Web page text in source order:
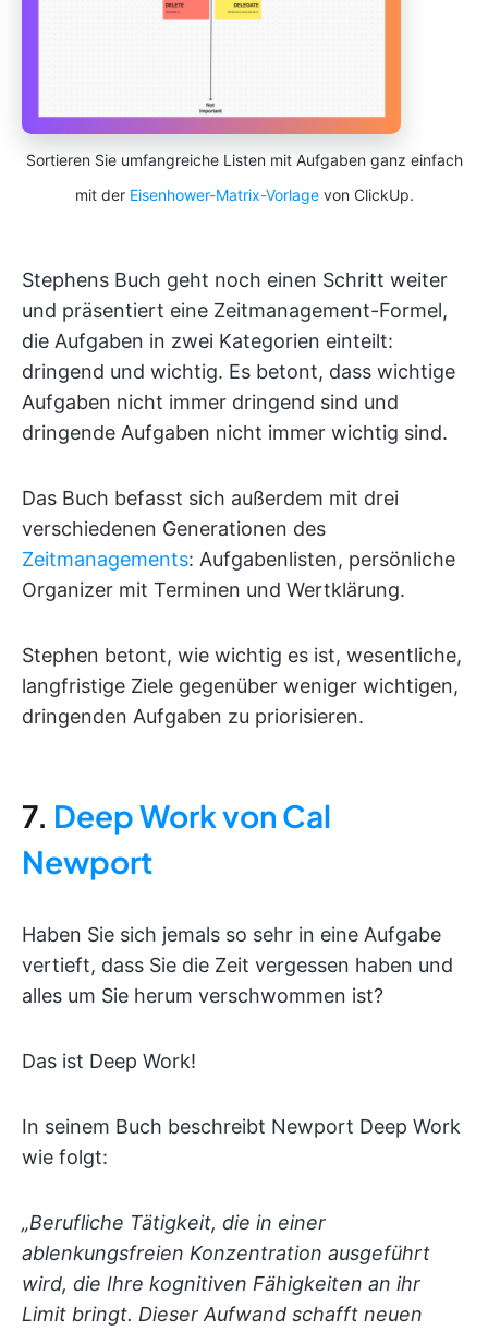
Sortieren Sie umfangreiche Listen mit Aufgaben ganz einfach
mit der Eisenhower-Matrix-Vorlagevon ClickUp.
Stephens Buch geht noch einen Schritt weiter
und präsentiert eine Zeitmanagement-Formel,
die Aufgaben in zwei Kategorien einteilt:
dringend und wichtig. Es betont, dass wichtige
Aufgaben nicht immer dringend sind und
dringende Aufgaben nicht immer wichtig sind.
Das Buch befasst sich außerdem mit drei
verschiedenen Generationen des
Zeitmanagements: Aufgabenlisten, persönliche
Organizer mit Terminen und Wertklärung.
Stephen betont, wie wichtig es ist, wesentliche,
langfristige Ziele gegenüber weniger wichtigen,
dringenden Aufgaben zu priorisieren.
7. Deep Work von Cal
Newport
Haben Sie sich jemals so sehr in eine Aufgabe
vertieft, dass Sie die Zeit vergessen haben und
alles um Sie herum verschwommen ist?
Das ist Deep Work!
In seinem Buch beschreibt Newport Deep Work
wie folgt:
„Berufliche Tätigkeit, die in einer
ablenkungsfreien Konzentration ausgeführt
wird, die Ihre kognitiven Fähigkeiten an ihr
Limit bringt. Dieser Aufwand schafft neuen